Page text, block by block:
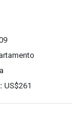
US$261